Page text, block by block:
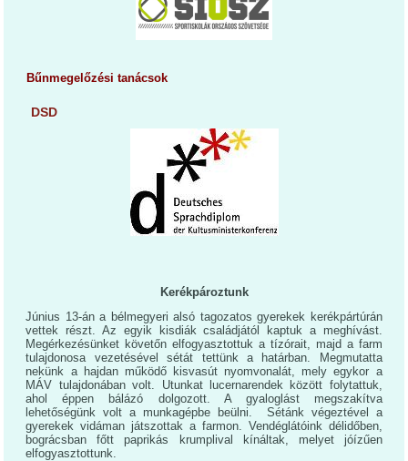
Bűnmegelőzési tanácsok
DSD
Kerékpároztunk
Június 13-án a bélmegyeri alsó tagozatos gyerekek kerékpártúrán
vettek részt. Az egyik kisdiák családjától kaptuk a meghívást.
Megérkezésünket követőn elfogyasztottuk a tízórait, majd a farm
tulajdonosa vezetésével sétát tettünk a határban. Megmutatta
nekünk a hajdan működő kisvasút nyomvonalát, mely egykor a
MÁV tulajdonában volt. Utunkat lucernarendek között folytattuk,
ahol éppen bálázó dolgozott. A gyaloglást megszakítva
lehetőségünk volt a munkagépbe beülni. Sétánk végeztével a
gyerekek vidáman játszottak a farmon. Vendéglátóink délidőben,
bográcsban főtt paprikás krumplival kínáltak, melyet jóízűen
elfogyasztottunk.